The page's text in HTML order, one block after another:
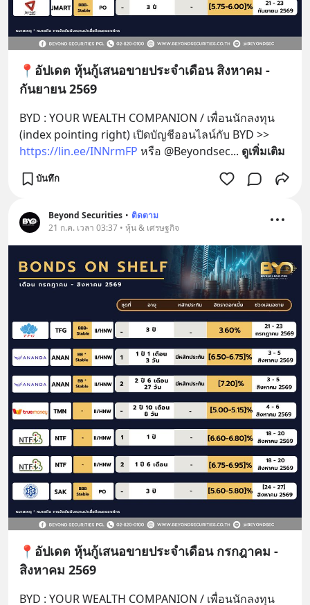
📍อัปเดต หุ้นกู้เสนอขายประจำเดือน สิงหาคม -
กันยายน 2569
BYD : YOUR WEALTH COMPANION / เพื่อนนักลงทุน
https://lin.ee/INNrmFP หรือ @Beyondsec... ดูเพิ่มเติม
บันทึก
Beyond Securities • ติดตาม
21 ก.ค. เวลา 03:37 • หุ้น & เศรษฐกิจ
📍อัปเดต หุ้นกู้เสนอขายประจำเดือน กรกฎาคม -
สิงหาคม 2569
BYD : YOUR WEALTH COMPANION / เพื่อนนักลงทุน